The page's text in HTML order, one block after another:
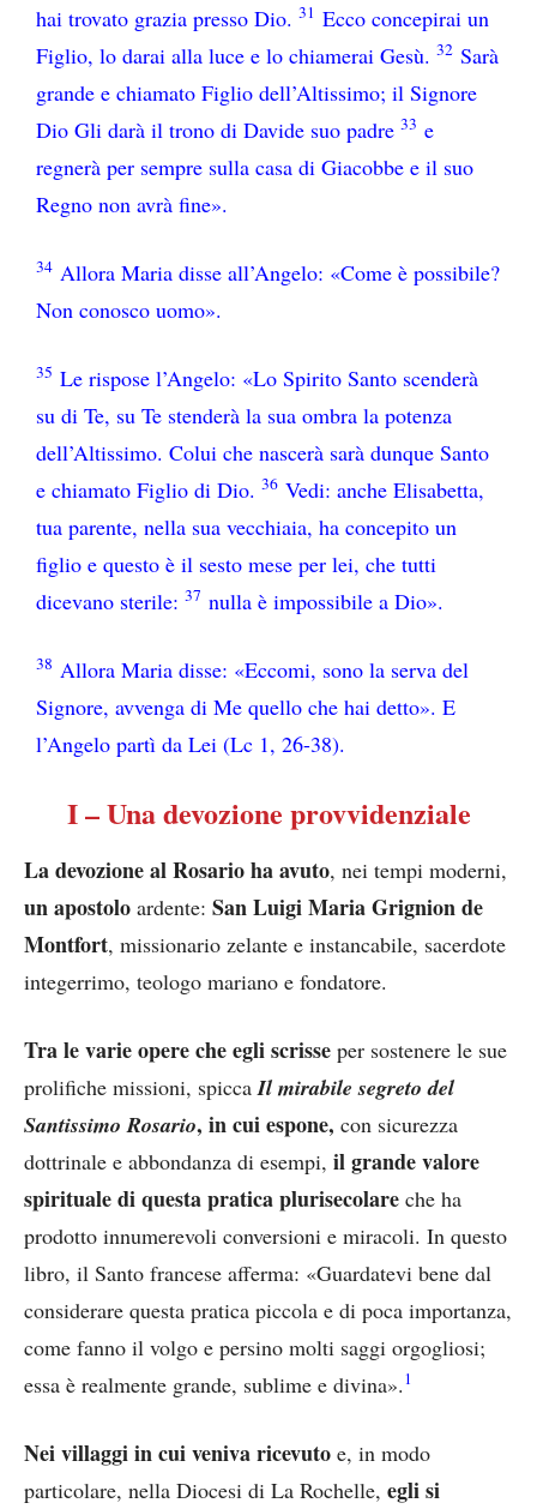
hai trovato grazia presso Dio. 31 Ecco concepirai un
Figlio, lo darai alla luce e lo chiamerai Gesù. 32 Sarà
grande e chiamato Figlio dell’Altissimo; il Signore
Dio Gli darà il trono di Davide suo padre 33 e
regnerà per sempre sulla casa di Giacobbe e il suo
Regno non avrà fine».
34 Allora Maria disse all’Angelo: «Come è possibile?
Non conosco uomo».
35 Le rispose l’Angelo: «Lo Spirito Santo scenderà
su di Te, su Te stenderà la sua ombra la potenza
dell’Altissimo. Colui che nascerà sarà dunque Santo
e chiamato Figlio di Dio. 36 Vedi: anche Elisabetta,
tua parente, nella sua vecchiaia, ha concepito un
figlio e questo è il sesto mese per lei, che tutti
dicevano sterile: 37 nulla è impossibile a Dio».
38 Allora Maria disse: «Eccomi, sono la serva del
Signore, avvenga di Me quello che hai detto». E
l’Angelo partì da Lei (Lc 1, 26-38).
I – Una devozione provvidenziale
La devozione al Rosario ha avuto, nei tempi moderni,
un apostolo ardente: San Luigi Maria Grignion de
Montfort, missionario zelante e instancabile, sacerdote
integerrimo, teologo mariano e fondatore.
Tra le varie opere che egli scrisse per sostenere le sue
prolifiche missioni, spiccaIl mirabile segreto del
Santissimo Rosario, in cui espone, con sicurezza
dottrinale e abbondanza di esempi, il grande valore
spirituale di questa pratica plurisecolare che ha
prodotto innumerevoli conversioni e miracoli. In questo
libro, il Santo francese afferma: «Guardatevi bene dal
considerare questa pratica piccola e di poca importanza,
come fanno il volgo e persino molti saggi orgogliosi;
essa è realmente grande, sublime e divina».1
Nei villaggi in cui veniva ricevuto e, in modo
particolare, nella Diocesi di La Rochelle, egli si